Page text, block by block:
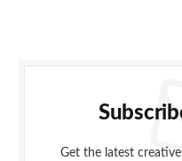
Get the latest